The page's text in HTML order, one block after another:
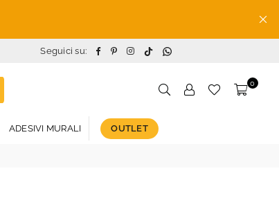
Seguici su: Facebook
PinterestInstagram
TikTokWhatsapp
0
ADESIVI MURALI OUTLET